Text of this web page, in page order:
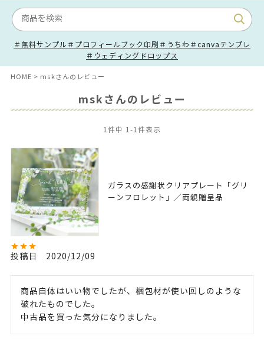
＃無料サンプル ＃プロフィールブック印刷 ＃うちわ ＃canvaテンプレ
＃ウェディングドロップス
HOME mskさんのレビュー
mskさんのレビュー
1 件中 1 -1 件表示
ガラスの感謝状クリアプレート「グリ
ーンフロレット」／両親贈呈品
投稿日 2020/12/09
商品自体はいい物でしたが、梱包材が使い回しのような
破れたものでした。
中古品を買った気分になりました。